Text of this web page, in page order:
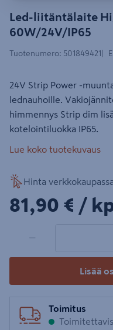
Led-liitäntälaite
60W/24V/IP65
Tuotenumero: 501849421
24V Strip Power -
lednauhoille.
himmennys Strip dim
kotelointiluokka IP65.
Lue koko tuotekuvaus
Hinta verkkokaupassa
81,90€/kpl
81,90 € /
−
Lisää
Toimitus